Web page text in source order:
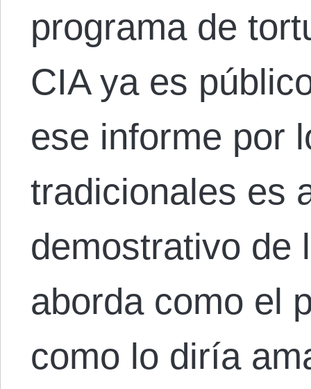
programa de
CIA ya es
ese informe por
tradicionales es
demostrativo de
aborda como el
como lo diría